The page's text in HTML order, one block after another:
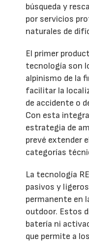
búsqueda y
por servicios
naturales de
El primer
tecnología son
alpinismo de la
facilitar la
de accidente o
Con esta
estrategia de
prevé extender
categorías
La tecnología
pasivos y
permanente en
outdoor. Estos
batería ni
que permite a